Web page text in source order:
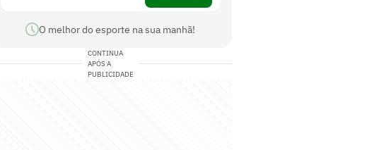
O melhor do esporte na sua manhã!
CONTINUA
APÓS A
PUBLICIDADE